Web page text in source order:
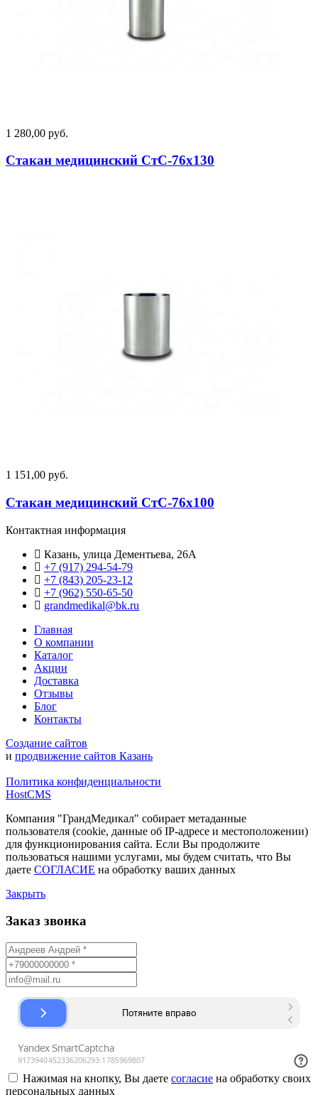
1 280,00 руб.
Стакан медицинский СтС-76х130
1 151,00 руб.
Стакан медицинский СтС-76х100
Контактная информация
Казань, улица Дементьева, 26А
+7 (917) 294-54-79
+7 (843) 205-23-12
+7 (962) 550‑65‑50‬
grandmedikal@bk.ru
Главная
О компании
Каталог
Акции
Доставка
Отзывы
Блог
Контакты
Создание сайтов
и продвижение сайтов Казань
Политика конфиденциальности
HostCMS
Компания "ГрандМедикал" собирает метаданные
пользователя (cookie, данные об IP-адресе и местоположении)
для функционирования сайта. Если Вы продолжите
пользоваться нашими услугами, мы будем считать, что Вы
даете СОГЛАСИЕ на обработку ваших данных
Закрыть
Заказ звонка
Нажимая на кнопку, Вы даете согласие на обработку своих
персональных данных